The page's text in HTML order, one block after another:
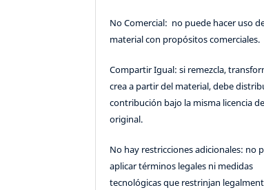
No Comercial: no puede hacer uso
material con propósitos comerciales.
Compartir Igual: si remezcla,
crea a partir del material, debe
contribución bajo la misma licencia
original.
No hay restricciones adicionales: no
aplicar términos legales ni medidas
tecnológicas que restrinjan